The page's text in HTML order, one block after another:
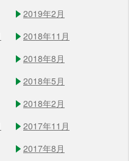
2019年2月
2018年11月
2018年8月
2018年5月
2018年2月
2017年11月
2017年8月